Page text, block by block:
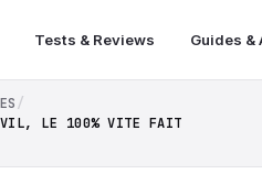
Tests & Reviews Guides &
LE 100% VITE FAIT